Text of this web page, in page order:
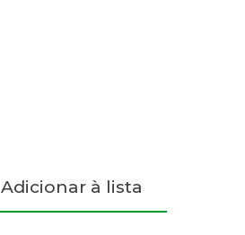
Adicionar à lista